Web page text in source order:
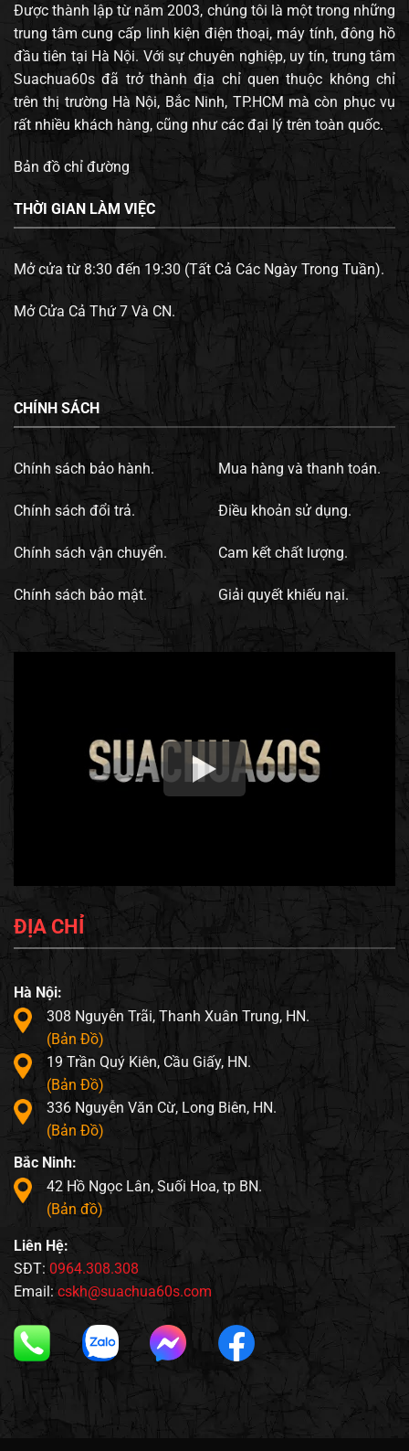
Được thành lập từ năm 2003, chúng tôi là một trong những
trung tâm cung cấp linh kiện điện thoại, máy tính, đông hồ
đầu tiên tại Hà Nội. Với sự chuyên nghiệp, uy tín, trung tâm
Suachua60s đã trở thành địa chỉ quen thuộc không chỉ
trên thị trường Hà Nội, Bắc Ninh, TP.HCM mà còn phục vụ
rất nhiều khách hàng, cũng như các đại lý trên toàn quốc.
Bản đồ chỉ đường
THỜI GIAN LÀM VIỆC
Mở cửa từ 8:30 đến 19:30 (Tất Cả Các Ngày Trong Tuần).
Mở Cửa Cả Thứ 7 Và CN.
CHÍNH SÁCH
Chính sách bảo hành.
Chính sách đổi trả.
Chính sách vận chuyển.
Chính sách bảo mật.
Mua hàng và thanh toán.
Điều khoản sử dụng.
Cam kết chất lượng.
Giải quyết khiếu nại.
ĐỊA CHỈ
Hà Nội:
308 Nguyễn Trãi, Thanh Xuân Trung, HN.
(Bản Đồ)
19 Trần Quý Kiên, Cầu Giấy, HN.
(Bản Đồ)
336 Nguyễn Văn Cừ, Long Biên, HN.
(Bản Đồ)
Bắc Ninh:
42 Hồ Ngọc Lân, Suối Hoa, tp BN.
(Bản đồ)
Liên Hệ:
SĐT: 0964.308.308
Email: cskh@suachua60s.com